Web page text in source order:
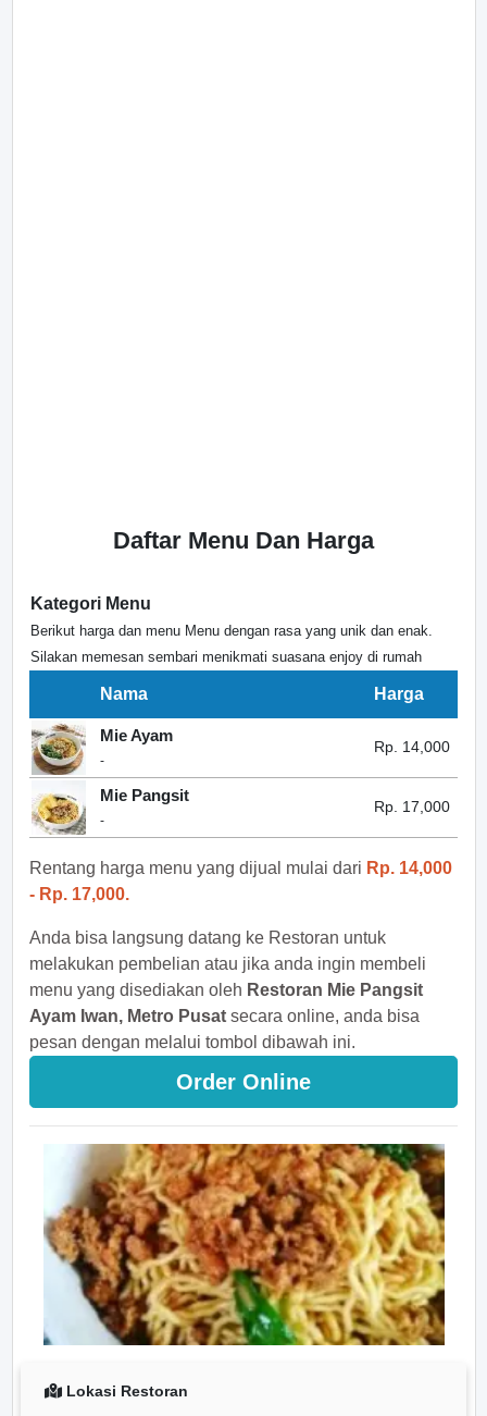
Daftar Menu Dan Harga
Kategori Menu
Berikut harga dan menu Menu dengan rasa yang unik dan enak.
Silakan memesan sembari menikmati suasana enjoy di rumah
Nama Harga
Mie Ayam
-
Rp. 14,000
Mie Pangsit
-
Rp. 17,000
Rentang harga menu yang dijual mulai dari Rp. 14,000
- Rp. 17,000.
Anda bisa langsung datang ke Restoran untuk
melakukan pembelian atau jika anda ingin membeli
menu yang disediakan oleh Restoran Mie Pangsit
Ayam Iwan, Metro Pusat secara online, anda bisa
pesan dengan melalui tombol dibawah ini.
Order Online
Lokasi Restoran